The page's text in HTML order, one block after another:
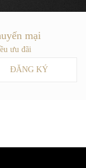
mại
ưu đãi
ĐĂNG KÝ